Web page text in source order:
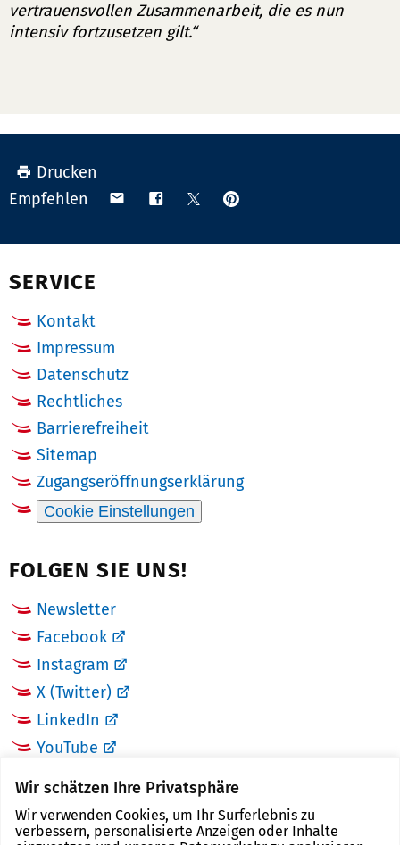
Wir schätzen Ihre Privatsphäre
Wir verwenden Cookies, um Ihr Surferlebnis zu
verbessern, personalisierte Anzeigen oder Inhalte
vertrauensvollen Zusammenarbeit, die es nun
intensiv fortzusetzen gilt.“
Drucken
Empfehlen
Teilen Teilen TeilenAnpinnen
SERVICE
Kontakt
Impressum
Datenschutz
Rechtliches
Barrierefreiheit
Sitemap
Zugangseröffnungserklärung
Cookie Einstellungen
FOLGEN SIE UNS!
Newsletter
Facebook
Instagram
X (Twitter)
LinkedIn
YouTube
LINKS